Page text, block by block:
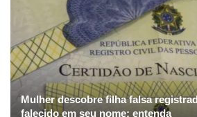
Mulher descobre filha falsa
falecido em seu nome; entenda